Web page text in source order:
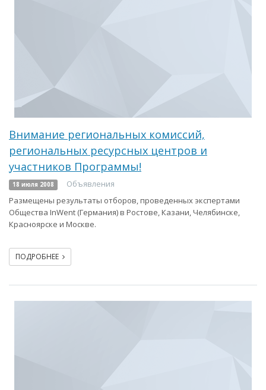
Внимание региональных комиссий,
региональных ресурсных центров и
участников Программы!
18 июля 2008
Объявления
Размещены результаты отборов, проведенных экспертами
Общества InWent (Германия) в Ростове, Казани, Челябинске,
Красноярске и Москве.
ПОДРОБНЕЕ